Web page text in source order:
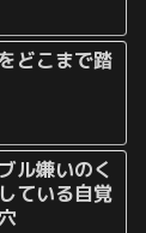
どこまで踏
ル嫌いのく
ている自覚